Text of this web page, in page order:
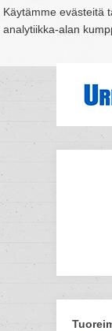
Käytämme evästeitä
analytiikka-alan
Suomi